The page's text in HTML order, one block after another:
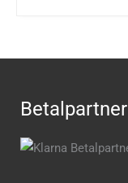
Betalpartner